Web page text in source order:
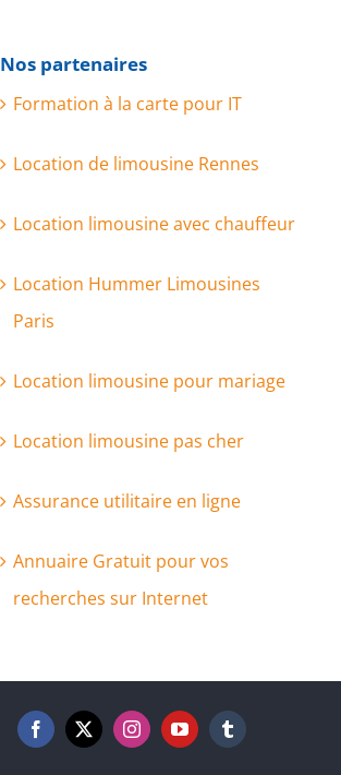
Nos partenaires
Formation à la carte pour IT
Location de limousine Rennes
Location limousine avec chauffeur
Location Hummer Limousines
Paris
Location limousine pour mariage
Location limousine pas cher
Assurance utilitaire en ligne
Annuaire Gratuit pour vos
recherches sur Internet